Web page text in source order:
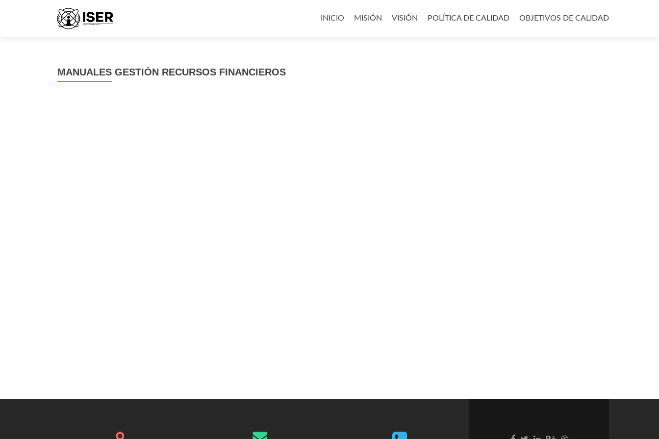
alINICIO MISIÓN VISIÓN POLÍTICA DE CALIDAD OBJETIVOS DE CALIDAD
MANUALES GESTIÓN RECURSOS FINANCIEROS